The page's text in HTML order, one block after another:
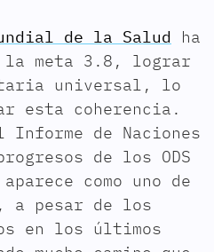
de la Salud ha
la meta 3.8, lograr
universal, lo
esta coherencia.
Informe de Naciones
de los ODS
como uno de
a pesar de los
en los últimos